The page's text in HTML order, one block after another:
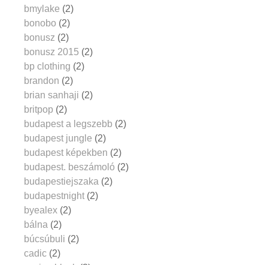
bmylake (2)
bonobo (2)
bonusz (2)
bonusz 2015 (2)
bp clothing (2)
brandon (2)
brian sanhaji (2)
britpop (2)
budapest a legszebb (2)
budapest jungle (2)
budapest képekben (2)
budapest. beszámoló (2)
budapestiejszaka (2)
budapestnight (2)
byealex (2)
bálna (2)
búcsúbuli (2)
cadic (2)